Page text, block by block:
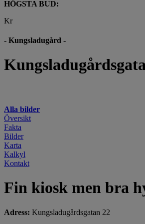
HÖGSTA BUD:
Kr
- Kungsladugård -
Alla bilder
Översikt
Fakta
Bilder
Karta
Kalkyl
Kontakt
Fin kiosk men bra
Adress: Kungsladugårdsgatan 22